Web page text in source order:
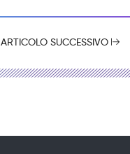
ARTICOLO SUCCESSIVO